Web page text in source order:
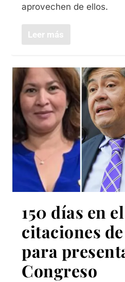
aprovechen de ellos.
Leer más
150 días en
citaciones
para
Congreso